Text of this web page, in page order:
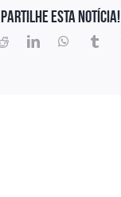
Partilhe esta notícia!